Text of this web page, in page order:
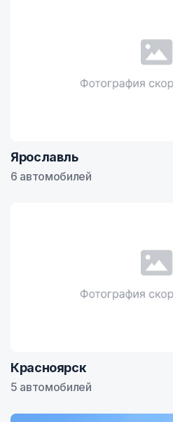
Ярославль
6 автомобилей
Красноярск
5 автомобилей